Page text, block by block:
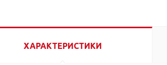
ХАРАКТЕРИСТИКИ